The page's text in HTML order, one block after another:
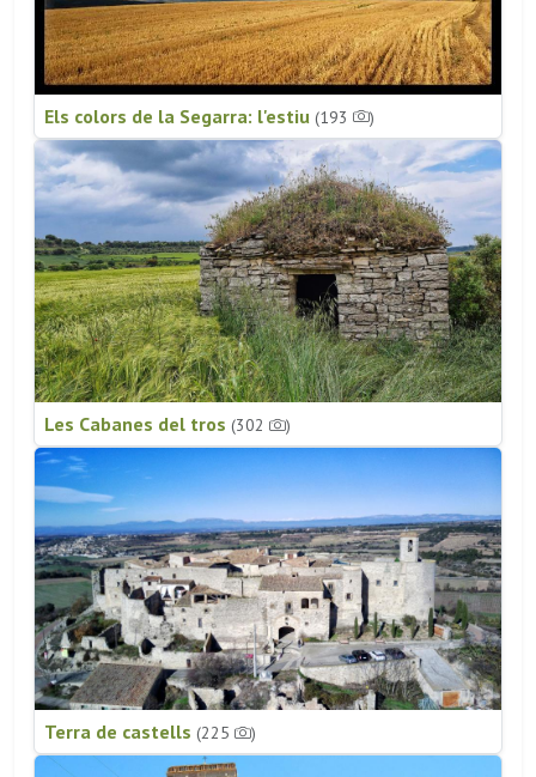
Els colors de la Segarra: l'estiu (193 )
Les Cabanes del tros (302 )
Terra de castells (225 )